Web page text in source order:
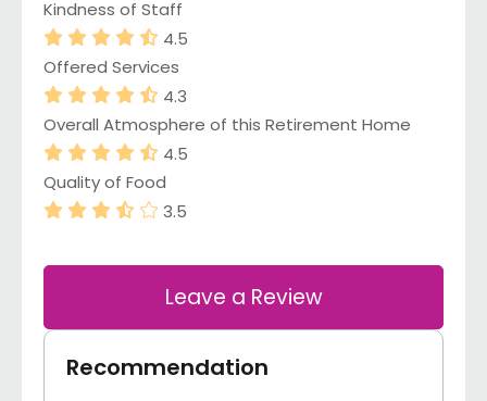
Kindness of Staff
4.5
Offered Services
4.3
Overall Atmosphere of this Retirement Home
4.5
Quality of Food
3.5
Leave a Review
Recommendation